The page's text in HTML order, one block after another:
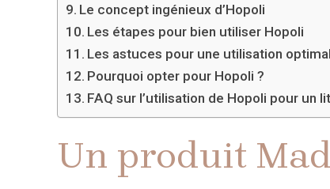
Le concept ingénieux d’Hopoli
Les étapes pour bien utiliser Hopoli
Les astuces pour une utilisation
Pourquoi opter pour Hopoli ?
FAQ sur l’utilisation de Hopoli pour un
Un produit